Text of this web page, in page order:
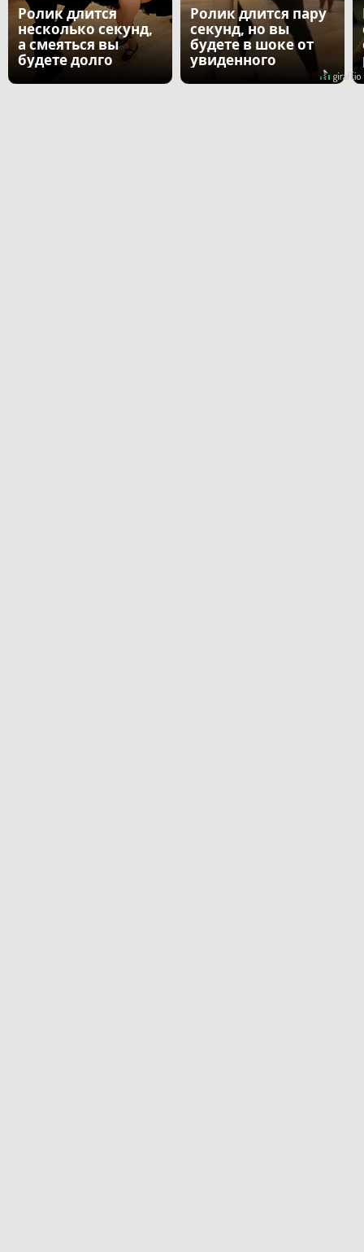
Ролик длится
несколько секунд,
а смеяться вы
будете долго
Ролик длится пару
секунд, но вы
будете в шоке от
увиденного